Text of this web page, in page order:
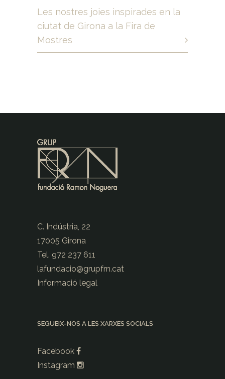
Les nostres joies inspirades en la
ciutat de Girona a la Fira de
Mostres
C. Indústria, 22
17005 Girona
Tel. 972 237 611
lafundacio@grupfrn.cat
Informació legal
SEGUEIX-NOS A LES XARXES SOCIALS
Facebook
Instagram